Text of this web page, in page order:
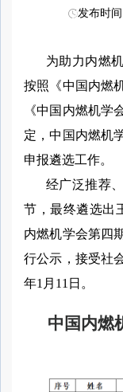
发布时
为助力内燃
按照《中国内燃
《中国内燃机学
定，中国内燃机
申报遴选工作。
经广泛推荐
节，最终遴选出
内燃机学会第四
行公示，接受社
年1月 11 日。
中国内燃